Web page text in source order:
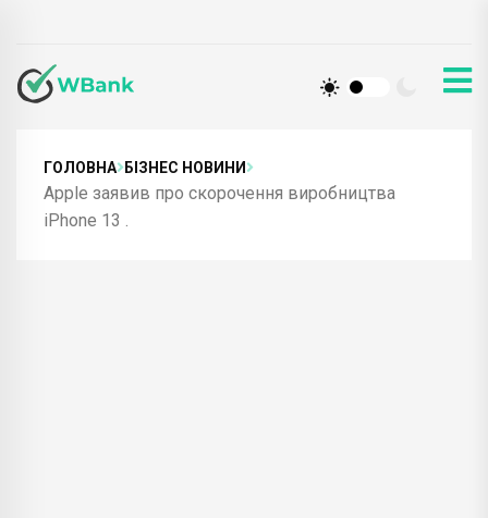
ГОЛОВНА БІЗНЕС НОВИНИ
Apple заявив про скорочення виробництва
iPhone 13 .